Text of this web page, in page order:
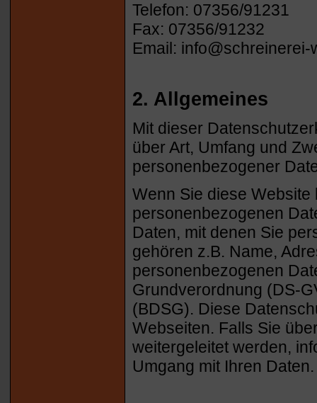
Telefon: 07356/91231
Fax: 07356/91232
Email: info@schreinerei-
2. Allgemeines
Mit dieser
über Art, Umfang und
personenbezogener
Wenn Sie diese
personenbezogenen
Daten, mit denen Sie
gehören z.B. Name,
personenbezogenen
Grundverordnung (DS-
(BDSG). Diese
Webseiten. Falls Sie
weitergeleitet werden,
Umgang mit Ihren Daten.